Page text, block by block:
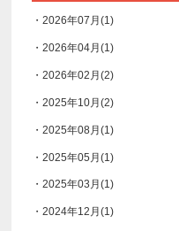
・2026年07月(1)
・2026年04月(1)
・2026年02月(2)
・2025年10月(2)
・2025年08月(1)
・2025年05月(1)
・2025年03月(1)
・2024年12月(1)